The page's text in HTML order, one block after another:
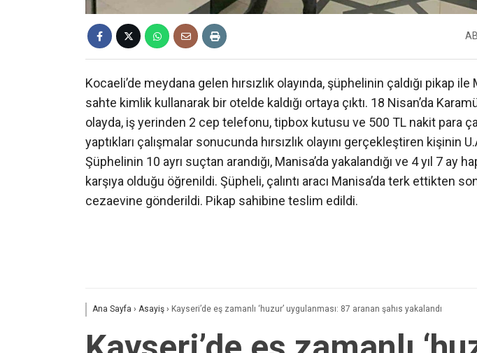
Kocaeli’de meydana gelen hırsızlık olayında, şüphelinin çaldığı pikap ile
sahte kimlik kullanarak bir otelde kaldığı ortaya çıktı. 18 Nisan’da
olayda, iş yerinden 2 cep telefonu, tipbox kutusu ve 500 TL nakit para
yaptıkları çalışmalar sonucunda hırsızlık olayını gerçekleştiren kişinin
Şüphelinin 10 ayrı suçtan arandığı, Manisa’da yakalandığı ve 4 yıl 7 ay
karşıya olduğu öğrenildi. Şüpheli, çalıntı aracı Manisa’da terk ettikten
cezaevine gönderildi. Pikap sahibine teslim edildi.
Ana Sayfa › Asayiş › Kayseri’de eş zamanlı ‘huzur’ uygulanması: 87 aranan şahıs yakalandı